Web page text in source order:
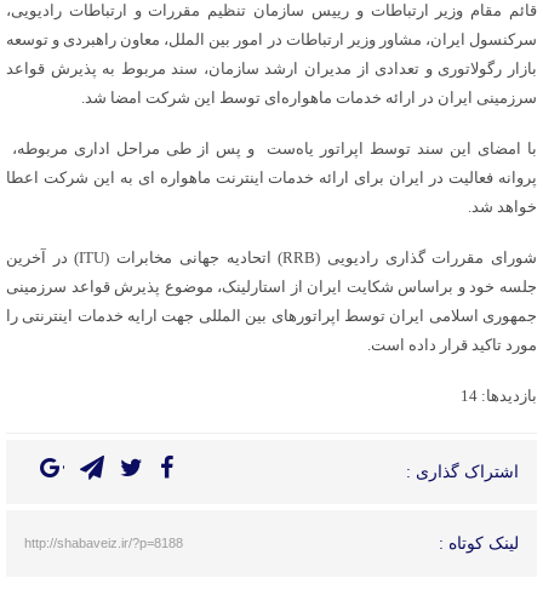
قائم مقام وزیر ارتباطات و رییس سازمان تنظیم مقررات و ارتباطات رادیویی،
سرکنسول ایران، مشاور وزیر ارتباطات در امور بین الملل، معاون راهبردی و توسعه
بازار رگولاتوری و تعدادی از مدیران ارشد سازمان، سند مربوط به پذیرش قواعد
سرزمینی ایران در ارائه خدمات ماهواره‌ای توسط این شرکت امضا شد.
با امضای این سند توسط اپراتور یاه‌ست و پس از طی مراحل اداری مربوطه،
پروانه فعالیت در ایران برای ارائه خدمات اینترنت ماهواره ای به این شرکت اعطا
خواهد شد.
شورای مقررات گذاری رادیویی (RRB) اتحادیه جهانی مخابرات (ITU) در آخرین
جلسه خود و براساس شکایت ایران از استارلینک، موضوع پذیرش قواعد سرزمینی
جمهوری اسلامی ایران توسط اپراتورهای بین المللی جهت ارایه خدمات اینترنتی را
مورد تاکید قرار داده است.
بازدیدها: 14
اشتراک گذاری :
لینک کوتاه : http://shabaveiz.ir/?p=8188